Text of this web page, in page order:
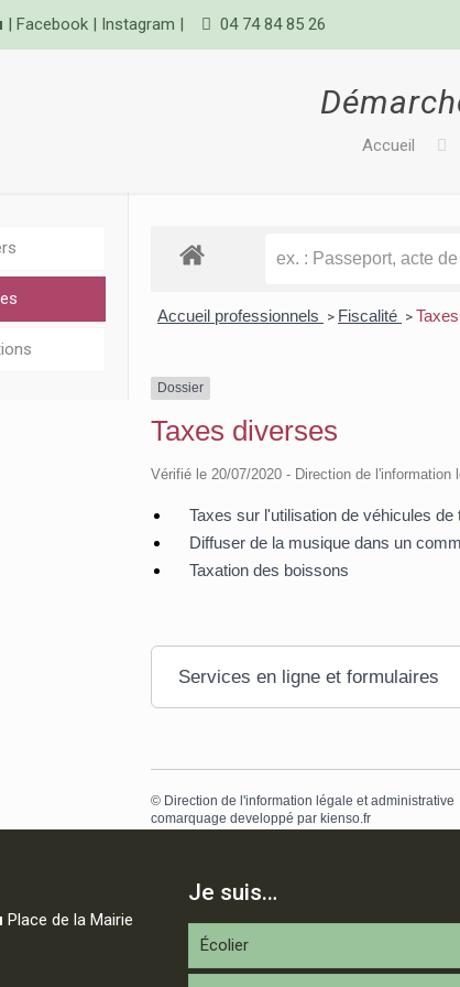
| Facebook| Instagram | 04 74 84 85 26
Accueil
Accueil professionnels > Fiscalité >
Dossier
Taxes diverses
Vérifié le 20/07/2020 - Direction de
Taxes sur l'utilisation de véhicules
Diffuser de la musique dans un
Taxation des boissons
Services en ligne et formulaires
© Direction de l'information légale et administrative
comarquage developpé par kienso.fr
Place de la Mairie
Je suis…
Écolier